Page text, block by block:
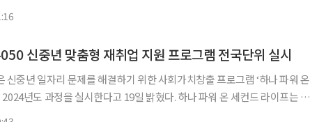
신중년 맞춤형 재취업 지원 프로그램 전국단위 실시
신중년 일자리 문제를 해결하기 위한 사회가치창출 프로그램 ‘하나 파워 온
과정을 실시한다고 19일 밝혔다. 하나 파워 온 세컨드 라이프는 하